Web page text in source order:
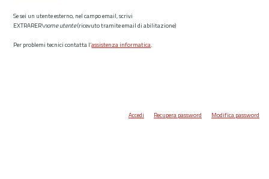
Se sei un utente esterno, nel campo email, scrivi
EXTRARER\nome utente(ricevuto tramite email di abilitazione)
Per problemi tecnici contatta l’assistenza informatica.
Accedi Recupera password Modifica password